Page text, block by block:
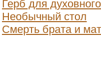
Герб для
Необычный стол
Смерть брата и